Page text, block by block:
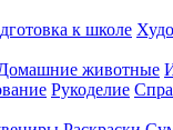
к школе
животные
Рукоделие